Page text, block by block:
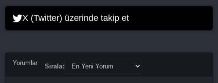
Bloody Heart 15. Bölüm
X (Twitter) üzerinde takip et
Yorumlar Sırala: